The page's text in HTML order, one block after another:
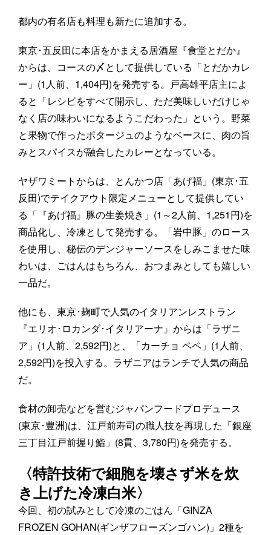
都内の有名店も料理も新たに追加する。
東京･五反田に本店をかまえる居酒屋『食堂とだか』
からは、コースの〆として提供している「とだかカレ
ー」(1人前、1,404円)を発売する。戸高雄平店主によ
ると「レシピをすべて開示し、ただ美味しいだけじゃ
なく店の味わいになるようこだわった」という。野菜
と果物で作ったポタージュのようなベースに、肉の旨
みとスパイスが融合したカレーとなっている。
ヤザワミートからは、とんかつ店「あげ福」(東京･五
反田)でテイクアウト限定メニューとして提供してい
る「『あげ福』豚の生姜焼き」(1～2人前、1,251円)を
商品化し、冷凍として発売する。「岩中豚」のロース
を使用し、秘伝のデンジャーソースをしみこませた味
わいは、ごはんはもちろん、おつまみとしても嬉しい
一品だ。
他にも、東京･麹町で人気のイタリアンレストラン
『エリオ･ロカンダ･イタリアーナ』からは「ラザニ
ア」(1人前、2,592円)と、「カーチョ ペペ」(1人前、
2,592円)を投入する。ラザニアはランチで人気の商品
だ。
食材の卸売などを営むジャパンフードプロデュース
(東京･豊洲)は、江戸前寿司の職人技を再現した「銀座
三丁目江戸前握り鮨」(8貫、3,780円)を発売する。
〈特許技術で細胞を壊さず米を炊
き上げた冷凍白米〉
今回、初の試みとして冷凍のごはん「GINZA
FROZEN GOHAN(ギンザフローズンゴハン)」2種を